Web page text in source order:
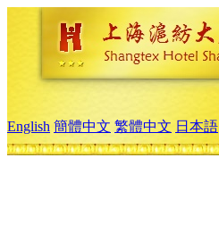
English 簡體中文 繁體中文 日本語